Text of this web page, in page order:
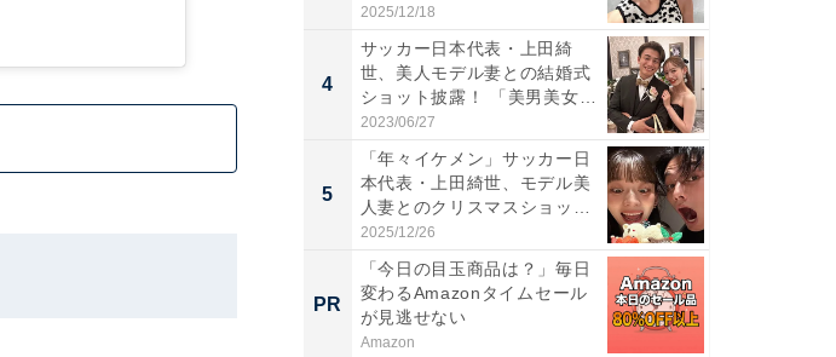
「好...
2025/12/18
4
サッカー日本代表・上田綺
世、美人モデル妻との結婚式
ショット披露！ 「美男美女」
「...
2023/06/27
5
「年々イケメン」サッカー日
本代表・上田綺世、モデル美
人妻とのクリスマスショット
に...
2025/12/26
PR
「今日の目玉商品は？」毎日
変わるAmazonタイムセール
が見逃せない
Amazon